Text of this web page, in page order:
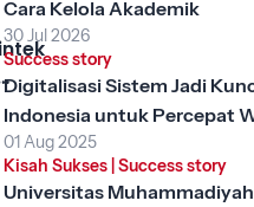
Cara Kelola Akademik
30 Jul 2026
Success story
Digitalisasi Sistem Jadi
Indonesia untuk Percepat
Unggul
01 Aug 2025
Kisah Sukses| Success story
Universitas